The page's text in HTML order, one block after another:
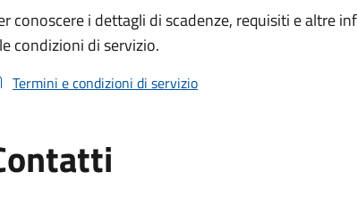
conoscere i dettagli di scadenze, requisiti e altre
condizioni di servizio.
Termini e condizioni di servizio